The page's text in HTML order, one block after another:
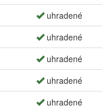
uhradené
uhradené
uhradené
uhradené
uhradené